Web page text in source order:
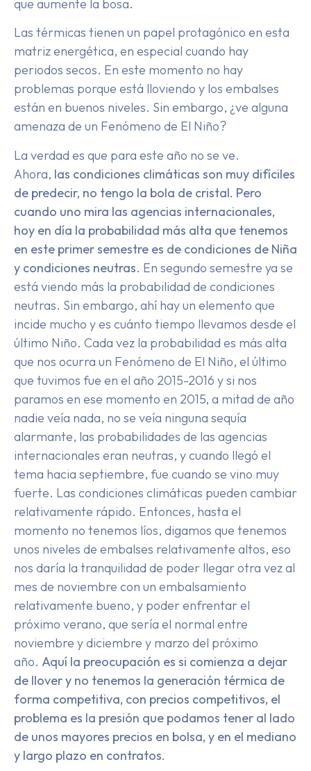
que aumente la bosa.
Las térmicas tienen un papel protagónico en esta
matriz energética, en especial cuando hay
periodos secos. En este momento no hay
problemas porque está lloviendo y los embalses
están en buenos niveles. Sin embargo, ¿ve alguna
amenaza de un Fenómeno de El Niño?
La verdad es que para este año no se ve.
Ahora, las condiciones climáticas son muy difíciles
de predecir, no tengo la bola de cristal. Pero
cuando uno mira las agencias internacionales,
hoy en día la probabilidad más alta que tenemos
en este primer semestre es de condiciones de Niña
y condiciones neutras. En segundo semestre ya se
está viendo más la probabilidad de condiciones
neutras. Sin embargo, ahí hay un elemento que
incide mucho y es cuánto tiempo llevamos desde el
último Niño. Cada vez la probabilidad es más alta
que nos ocurra un Fenómeno de El Niño, el último
que tuvimos fue en el año 2015-2016 y si nos
paramos en ese momento en 2015, a mitad de año
nadie veía nada, no se veía ninguna sequía
alarmante, las probabilidades de las agencias
internacionales eran neutras, y cuando llegó el
tema hacia septiembre, fue cuando se vino muy
fuerte. Las condiciones climáticas pueden cambiar
relativamente rápido. Entonces, hasta el
momento no tenemos líos, digamos que tenemos
unos niveles de embalses relativamente altos, eso
nos daría la tranquilidad de poder llegar otra vez al
mes de noviembre con un embalsamiento
relativamente bueno, y poder enfrentar el
próximo verano, que sería el normal entre
noviembre y diciembre y marzo del próximo
año. Aquí la preocupación es si comienza a dejar
de llover y no tenemos la generación térmica de
forma competitiva, con precios competitivos, el
problema es la presión que podamos tener al lado
de unos mayores precios en bolsa, y en el mediano
y largo plazo en contratos.